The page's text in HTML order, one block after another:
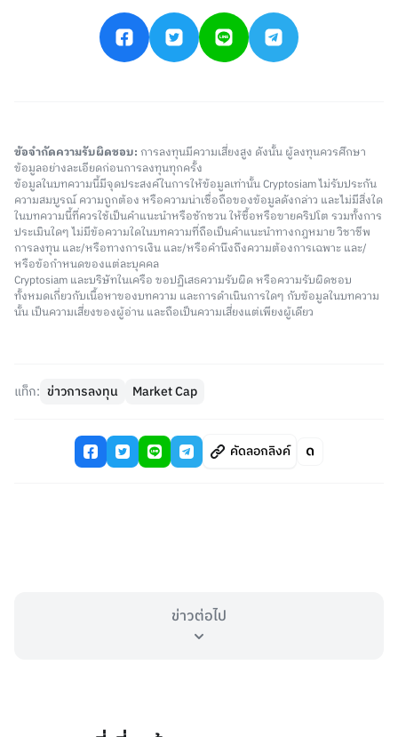
ข้อจำกัดความรับผิดชอบ: การลงทุนมีความเสี่ยงสูง ดังนั้น ผู้ลงทุนควรศึกษา
ข้อมูลอย่างละเอียดก่อนการลงทุนทุกครั้ง
ข้อมูลในบทความนี้มีจุดประสงค์ในการให้ข้อมูลเท่านั้น Cryptosiam ไม่รับประกัน
ความสมบูรณ์ ความถูกต้อง หรือความน่าเชื่อถือของข้อมูลดังกล่าว และไม่มีสิ่งใด
ในบทความนี้ที่ควรใช้เป็นคำแนะนำหรือชักชวน ให้ซื้อหรือขายคริปโต รวมทั้งการ
ประเมินใดๆ ไม่มีข้อความใดในบทความที่ถือเป็นคำแนะนำทางกฎหมาย วิชาชีพ
การลงทุน และ/หรือทางการเงิน และ/หรือคำนึงถึงความต้องการเฉพาะ และ/
หรือข้อกำหนดของแต่ละบุคคล
Cryptosiam และบริษัทในเครือ ขอปฏิเสธความรับผิด หรือความรับผิดชอบ
ทั้งหมดเกี่ยวกับเนื้อหาของบทความ และการดำเนินการใดๆ กับข้อมูลในบทความ
นั้น เป็นความเสี่ยงของผู้อ่าน และถือเป็นความเสี่ยงแต่เพียงผู้เดียว
แท็ก: ข่าวการลงทุน Market Cap
คัดลอกลิงค์
ข่าวต่อไป